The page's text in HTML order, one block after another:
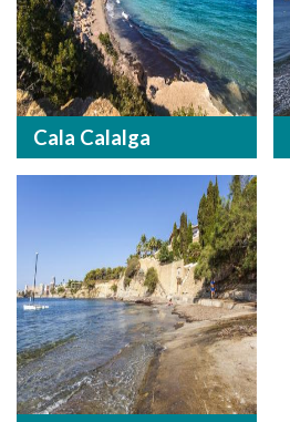
Cala Calalga